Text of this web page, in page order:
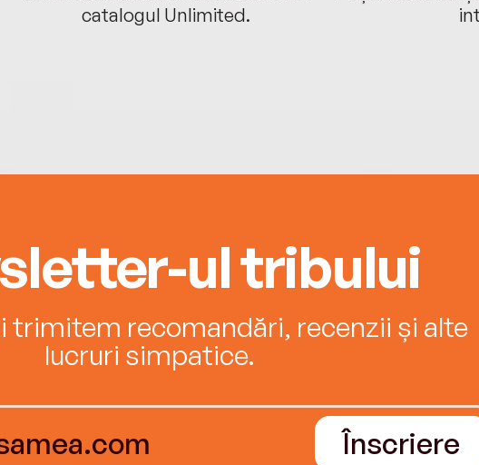
catalogul Unlimited.
ul tribului
trimitem recomandări, recenzii și alte
lucruri simpatice.
Înscriere